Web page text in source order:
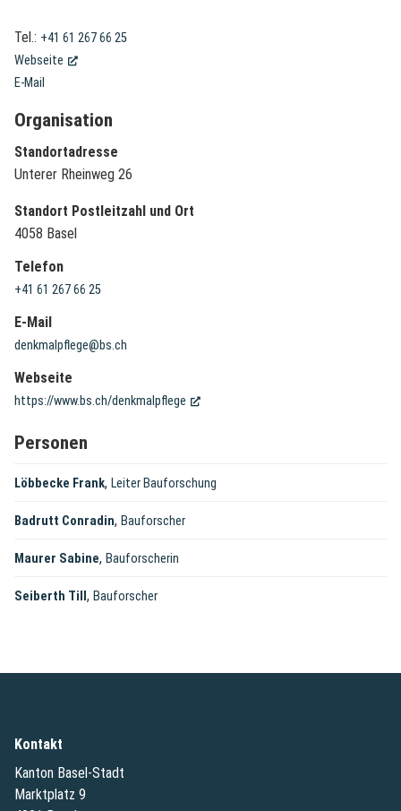
Tel.: +41 61 267 66 25
Webseite
(External Link)
E-Mail
Organisation
Standortadresse
Unterer Rheinweg 26
Standort Postleitzahl und Ort
4058 Basel
Telefon
+41 61 267 66 25
E-Mail
denkmalpflege@bs.ch
Webseite
https://www.bs.ch/denkmalpflege (External Link)
Personen
Löbbecke Frank, Leiter Bauforschung
Badrutt Conradin, Bauforscher
Maurer Sabine, Bauforscherin
Seiberth Till , Bauforscher
Kontakt
Kanton Basel-Stadt
Marktplatz 9